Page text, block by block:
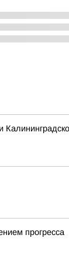
прогресса